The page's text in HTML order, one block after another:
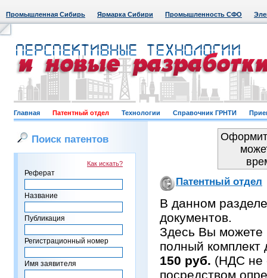
Промышленная Сибирь Ярмарка Сибири Промышленность СФО
Главная Патентный отдел Технологии Справочник ГРНТИ
Поиск патентов
Как искать?
Реферат
Название
Публикация
Регистрационный номер
Имя заявителя
Патентный отдел
В данном
документов.
Здесь Вы можете
полный комплект
150 руб. (НДС не
посредством